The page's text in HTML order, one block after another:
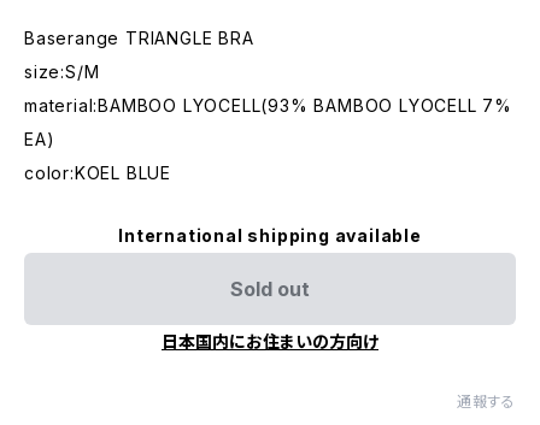
Baserange TRIANGLE BRA
size:S/M
material:BAMBOO LYOCELL(93% BAMBOO LYOCELL 7%
EA)
color:KOEL BLUE
International shipping available
Sold out
日本国内にお住まいの方向け
通報する